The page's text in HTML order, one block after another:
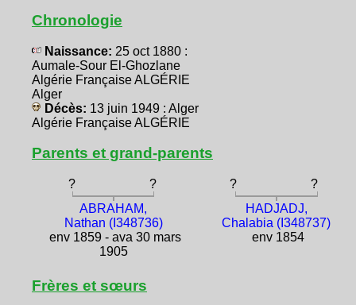
Chronologie
Naissance: 25 oct 1880 :
Aumale-Sour El-Ghozlane
Algérie Française ALGÉRIE
Alger
Décès: 13 juin 1949 : Alger
Algérie Française ALGÉRIE
Parents et grand-parents
? ? ?
?
ABRAHAM,
Nathan (I348736)
env 1859 - ava 30 mars
1905
HADJADJ,
Chalabia (I348737)
env 1854
Frères et sœurs